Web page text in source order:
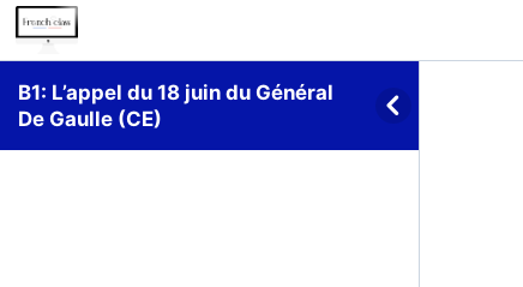
B1: L’appel du 18 juin du Général
De Gaulle (CE)